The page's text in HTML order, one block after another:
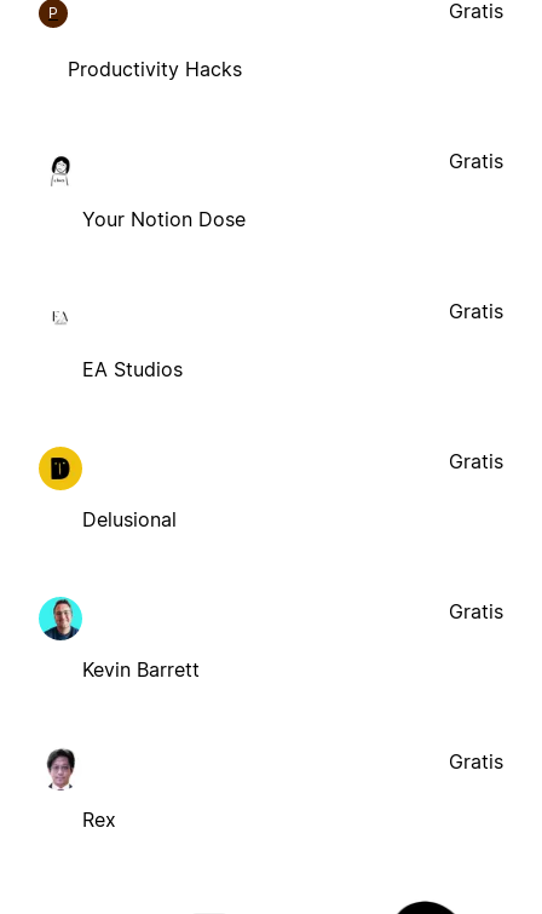
P
Productivity Hacks
Gratis
Your Notion Dose
Gratis
EA Studios
Gratis
Delusional
Gratis
Kevin Barrett
Gratis
Rex
Gratis